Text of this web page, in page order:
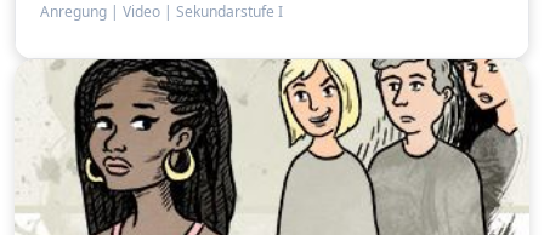
Anregung | Video | Sekundarstufe I